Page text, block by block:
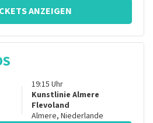
ANZEIGEN
19:15 Uhr
Kunstlinie Almere
Flevoland
Almere, Niederlande